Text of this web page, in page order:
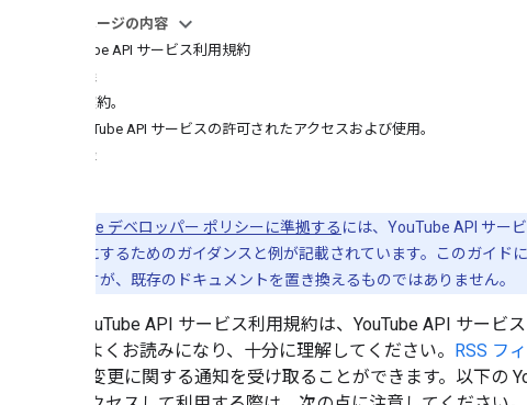
このページの内容
YouTube API サービス利用規約
1. 定義
2. 本契約。
3. YouTube API サービスの許可されたアクセスおよび使用。
4. 登録
YouTube デベロッパー ポリシーに準拠する には、YouTube API サー
準拠するようにするためのガイダンスと例が記載されています。このガイ
報を提供しますが、既存のドキュメントを置き換えるものではありません。
次の YouTube API サービス利用規約は、YouTube API サー
です。よくお読みになり、十分に理解してください。 RSS フ
規約の変更に関する通知を受け取ることができます。以下の